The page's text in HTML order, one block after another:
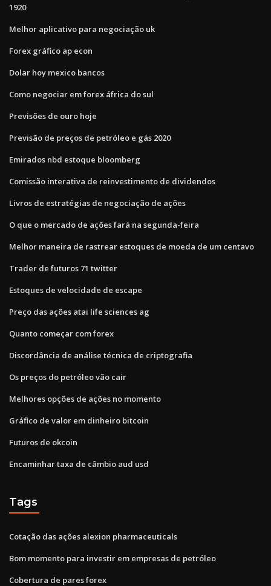
1920
Melhor aplicativo para negociação uk
Forex gráfico ap econ
Dolar hoy mexico bancos
Como negociar em forex áfrica do sul
Previsões de ouro hoje
Previsão de preços de petróleo e gás 2020
Emirados nbd estoque bloomberg
Comissão interativa de reinvestimento de dividendos
Livros de estratégias de negociação de ações
O que o mercado de ações fará na segunda-feira
Melhor maneira de rastrear estoques de moeda de um centavo
Trader de futuros 71 twitter
Estoques de velocidade de escape
Preço das ações atai life sciences ag
Quanto começar com forex
Discordância de análise técnica de criptografia
Os preços do petróleo vão cair
Melhores opções de ações no momento
Gráfico de valor em dinheiro bitcoin
Futuros de okcoin
Encaminhar taxa de câmbio aud usd
Tags
Cotação das ações alexion pharmaceuticals
Bom momento para investir em empresas de petróleo
Cobertura de pares forex